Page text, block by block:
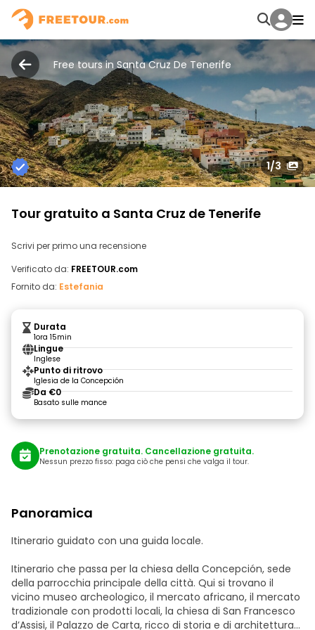
Free tours in Santa Cruz De Tenerife
1/3
Tour gratuito a Santa Cruz de Tenerife
Scrivi per primo una recensione
Verificato da: FREETOUR.com
Fornito da: Estefania
Durata
1ora 15min
Lingue
Inglese
Punto di ritrovo
Iglesia de la Concepción
Da €0
Basato sulle mance
Prenotazione gratuita. Cancellazione gratuita.
Nessun prezzo fisso: paga ciò che pensi che valga il tour.
Panoramica
Itinerario guidato con una guida locale.
Itinerario che passa per la chiesa della Concepción, sede
della parrocchia principale della città. Qui si trovano il
vicino museo archeologico, il mercato africano, il mercato
tradizionale con prodotti locali, la chiesa di San Francesco
d’Assisi, il Palazzo de Carta, ricco di storia e di architettura